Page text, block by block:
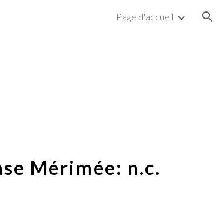
Page d'accueil
Mérimée: n.c.